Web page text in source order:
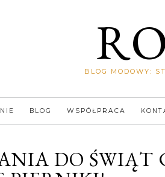
BLOG MODOWY:
BLOG WSPÓŁPRACA
DO ŚWIĄT